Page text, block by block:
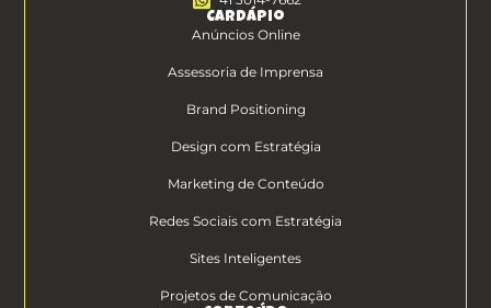
Cardápio
Anúncios Online
Assessoria de Imprensa
Brand Positioning
Design com Estratégia
Marketing de Conteúdo
Redes Sociais com Estratégia
Sites Inteligentes
Projetos de Comunicação